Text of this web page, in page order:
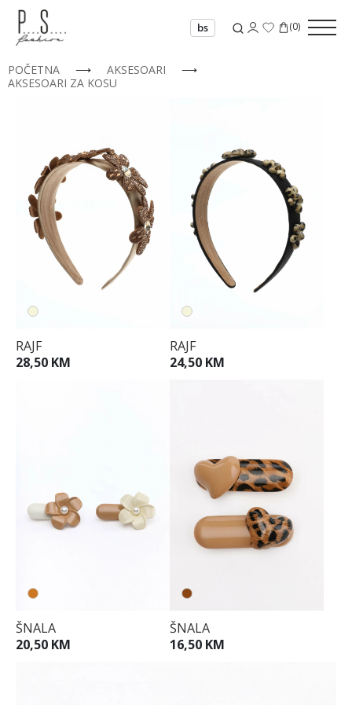
bs (0)
POČETNA ⟶ AKSESOARI
⟶
AKSESOARI ZA KOSU
RAJF
28,50 KM
RAJF
24,50 KM
ŠNALA
20,50 KM
ŠNALA
16,50 KM